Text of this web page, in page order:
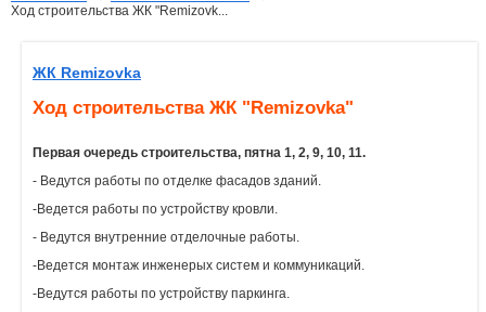
Новостройки
Новости
Агентства
Объявления
Ход строительства ЖК "Remizovk...
ЖК Remizovka
Ход строительства ЖК "Remizovka"
Первая очередь строительства, пятна 1, 2, 9, 10, 11.
- Ведутся работы по отделке фасадов зданий.
-Ведется работы по устройству кровли.
- Ведутся внутренние отделочные работы.
-Ведется монтаж инженерых систем и коммуникаций.
-Ведутся работы по устройству паркинга.